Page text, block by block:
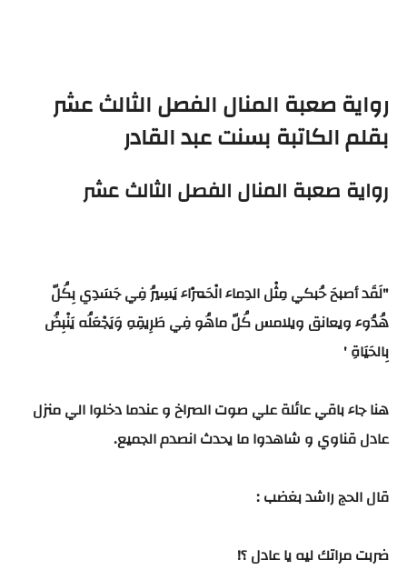
رواية صعبة المنال الفصل الثالث عشر
بقلم الكاتبة بسنت عبد القادر
رواية صعبة المنال الفصل الثالث عشر
"لَقَد أصبحَ حُبكي مِثْل الدِماء الْحَمْرَاء يَسِيرُ فِي جَسَدِي بِكُلّ
هُدُوء ويعانق ويلامس كُلّ ماهُو فِي طَرِيقِهِ وَيَجْعَلُه يَنْبِضُ
بِالحَيَاةِ '
هنا جاء باقي عائلة علي صوت الصراخ و عندما دخلوا الي منزل
عادل قناوي و شاهدوا ما يحدث انصدم الجميع.
قال الحج راشد بغضب :
ضربت مراتك ليه يا عادل ؟!